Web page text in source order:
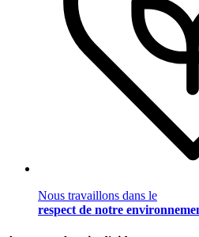
Nous travaillons dans le
respect de notre